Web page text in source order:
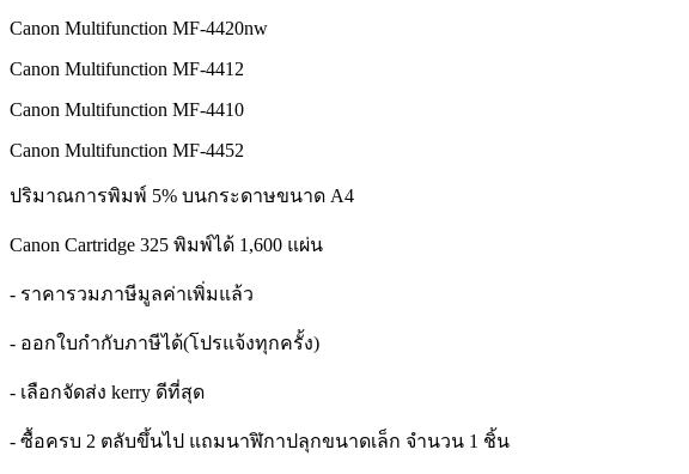
Canon Multifunction MF-4420nw
Canon Multifunction MF-4412
Canon Multifunction MF-4410
Canon Multifunction MF-4452
ปริมาณการพิมพ์ 5% บนกระดาษขนาด A4
Canon Cartridge 325 พิมพ์ได้ 1,600 แผ่น
- ราคารวมภาษีมูลค่าเพิ่มแล้ว
- ออกใบกำกับภาษีได้(โปรแจ้งทุกครั้ง)
- เลือกจัดส่ง kerry ดีที่สุด
- ซื้อครบ 2 ตลับขึ้นไป แถมนาฬิกาปลุกขนาดเล็ก จำนวน 1 ชิ้น